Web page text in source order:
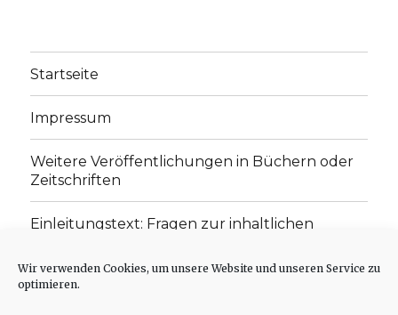
Wir verwenden Cookies, um unsere Website und unseren Service zu
optimieren.
Startseite
Impressum
Weitere Veröffentlichungen in Büchern oder
Zeitschriften
Einleitungstext: Fragen zur inhaltlichen
„schwachen Glaubens“